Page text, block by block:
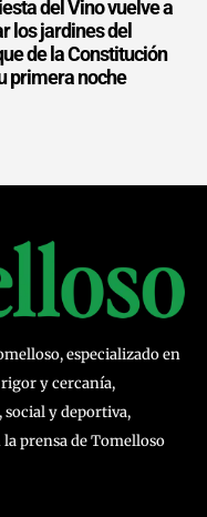
del Vino vuelve a
los jardines del
de la Constitución
primera noche
especializado en
y cercanía,
y deportiva,
prensa de Tomelloso